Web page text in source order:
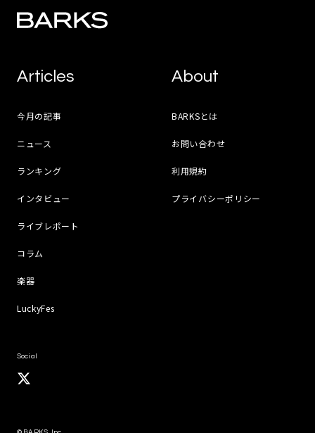
Articles
今月の記事
ニュース
ランキング
インタビュー
ライブレポート
コラム
楽器
LuckyFes
About
BARKSとは
お問い合わせ
利用規約
プライバシーポリシー
Social